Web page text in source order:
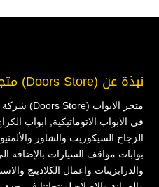
نبذة عن (Doors Store) متجر الابواب
في الابواب الاتوماتيكية, ابواب
الزجاج السيكوريت والشاور
بوابات مواقف السيارات بالإضافة
والدرابزينات واعمال الكلادينج